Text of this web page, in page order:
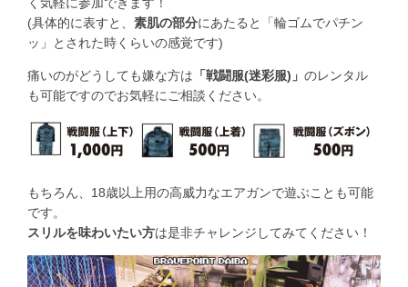
(具体的に表すと、素肌の部分にあたると「輪ゴムでパチン
ッ」とされた時くらいの感覚です)
痛いのがどうしても嫌な方は 「戦闘服(迷彩服)」のレンタル
も可能ですのでお気軽にご相談ください。
もちろん、18歳以上用の高威力なエアガンで遊ぶことも可能
です。
スリルを味わいたい方は是非チャレンジしてみてください！